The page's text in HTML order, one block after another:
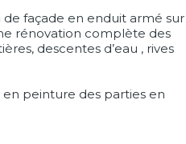
façade en enduit armé sur
rénovation complète des
descentes d’eau , rives
peinture des parties en